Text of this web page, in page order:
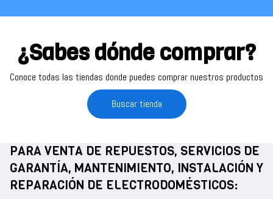
¿Sabes dónde comprar?
Conoce todas las tiendas donde puedes comprar nuestros productos
Buscar tienda
PARA VENTA DE REPUESTOS, SERVICIOS DE
GARANTÍA, MANTENIMIENTO, INSTALACIÓN Y
REPARACIÓN DE ELECTRODOMÉSTICOS: